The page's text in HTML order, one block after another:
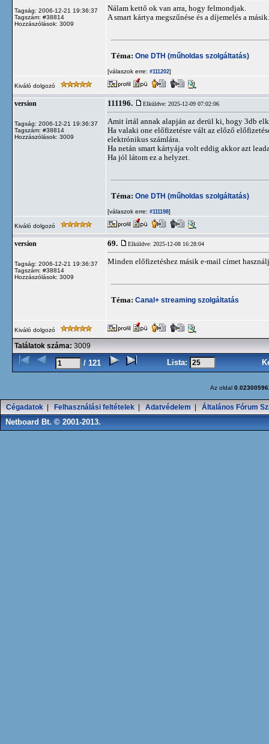
Tagság: 2006-12-21 19:36:37
Tagszám: #38814
Hozzászólások: 3009
Nálam kettő ok van arra, hogy felmondjak.
A smart kártya megszűnése és a díjemelés a másik.
Téma: One DTH (műholdas szolgáltatás)
[válaszok erre: #111202]
Kiváló dolgozó
version
Tagság: 2006-12-21 19:36:37
Tagszám: #38814
Hozzászólások: 3009
111196. Elküldve: 2025-12-09 07:02:06
Amit írtál annak alapján az derül ki, hogy 3db
Ha valaki one előfizetésre vált az előző
elektrónikus számlára.
Ha netán smart kártyája volt eddig akkor azt
Ha jól látom ez a helyzet.
Téma: One DTH (műholdas szolgáltatás)
[válaszok erre: #111198]
Kiváló dolgozó
version
Tagság: 2006-12-21 19:36:37
Tagszám: #38814
Hozzászólások: 3009
69. Elküldve: 2025-12-08 16:28:04
Minden előfizetéshez másik e-mail címet
Téma: Canal+ streaming szolgáltatás
Kiváló dolgozó
Találatok száma: 3009
/ 121 Lista:
Az oldal
Cégadatok Felhasználási feltételek Adatvédelem Általános Fórum
Netboard Bt. © 2001-2013.